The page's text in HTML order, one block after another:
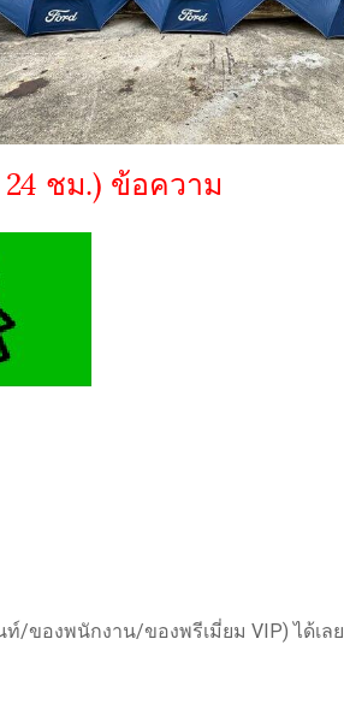
ชม.) ข้อความ
/ของพนักงาน/ของพรีเมี่ยม VIP) ได้เลย